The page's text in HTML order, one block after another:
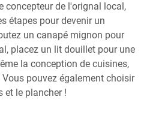
concepteur de l'orignal local,
étapes pour devenir un
un canapé mignon pour
placez un lit douillet pour une
la conception de cuisines,
pouvez également choisir
et le plancher !